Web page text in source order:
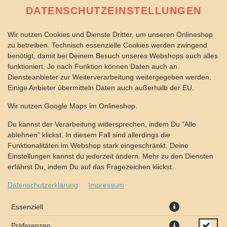
PORTION JALAPEÑOS
DATENSCHUTZEINSTELLUNGEN
Wir nutzen Cookies und Dienste Dritter, um unseren Onlineshop
zu betreiben. Technisch essenzielle Cookies werden zwingend
benötigt, damit bei Deinem Besuch unseres Webshops auch alles
funktioniert. Je nach Funktion können Daten auch an
Diensteanbieter zur Weiterverarbeitung weitergegeben werden.
Einige Anbieter übermitteln Daten auch außerhalb der EU.
Wir nutzen Google Maps im Onlineshop.
Du kannst der Verarbeitung widersprechen, indem Du "Alle
ablehnen" klickst. In diesem Fall sind allerdings die
Funktionalitäten im Webshop stark eingeschränkt. Deine
Einstellungen kannst du jederzeit ändern. Mehr zu den Diensten
erfährst Du, indem Du auf das Fragezeichen klickst.
Datenschutzerklärung Impressum
Essenziell